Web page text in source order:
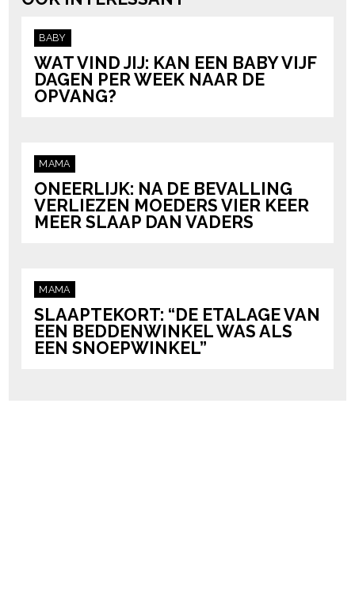
BABY
WAT VIND JIJ: KAN EEN BABY VIJF
DAGEN PER WEEK NAAR DE
OPVANG?
MAMA
ONEERLIJK: NA DE BEVALLING
VERLIEZEN MOEDERS VIER KEER
MEER SLAAP DAN VADERS
MAMA
SLAAPTEKORT: “DE ETALAGE VAN
EEN BEDDENWINKEL WAS ALS
EEN SNOEPWINKEL”